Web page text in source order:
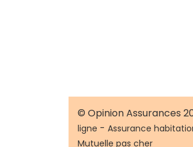
© Opinion Assurances
ligne - Assurance
Mutuelle pas cher